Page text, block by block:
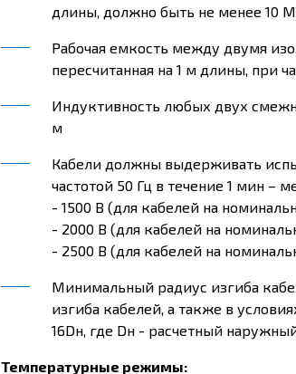
длины, должно быть не менее 10
Рабочая емкость между двумя
пересчитанная на 1 м длины, при
Индуктивность любых двух
м
Кабели должны выдерживать
частотой 50 Гц в течение 1 мин –
- 1500 В (для кабелей на
- 2000 В (для кабелей на
- 2500 В (для кабелей на
Минимальный радиус изгиба
изгиба кабелей, а также в
16Dн, где Dн - расчетный
Температурные режимы: